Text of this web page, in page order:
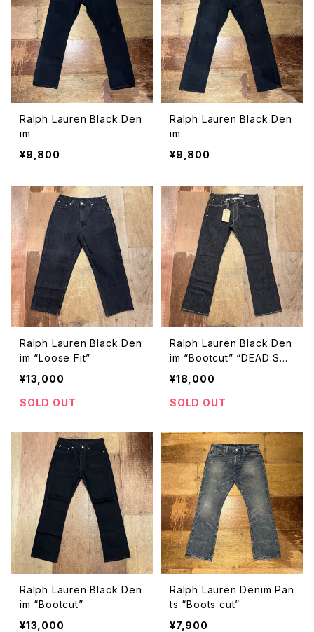
Ralph Lauren Black Den
im
¥9,800
Ralph Lauren Black Den
im
¥9,800
Ralph Lauren Black Den
im “Loose Fit”
¥13,000
SOLD OUT
Ralph Lauren Black Den
im “Bootcut” “DEAD ST
OCK”
¥18,000
SOLD OUT
Ralph Lauren Black Den
im “Bootcut”
¥13,000
Ralph Lauren Denim Pan
ts “Boots cut”
¥7,900